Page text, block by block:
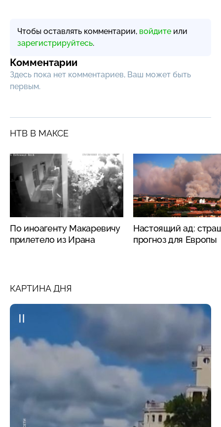
Чтобы оставлять комментарии, войдите или
зарегистрируйтесь.
Комментарии
Здесь пока нет комментариев, Ваш может быть
первым.
НТВ В МАКСЕ
По иноагенту Макаревичу
прилетело из Ирана
Настоящий ад:
прогноз для Европы
КАРТИНА ДНЯ